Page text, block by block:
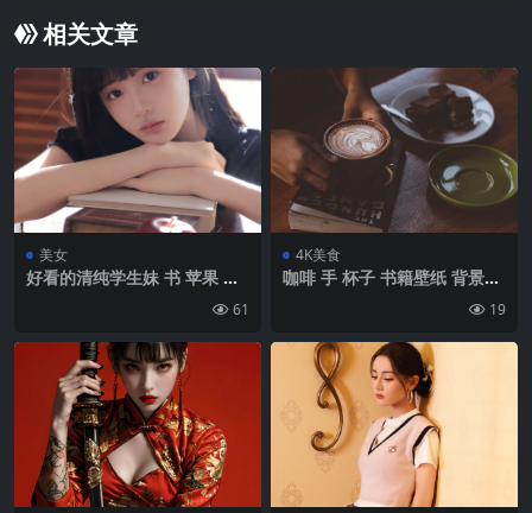
相关文章
美女
好看的清纯学生妹 书 苹果 黑
61
4K美食
咖啡 手 杯子 书籍壁纸 背景4k
19